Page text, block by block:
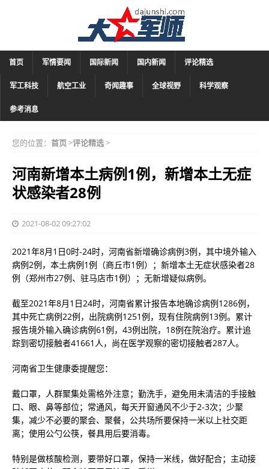
首页 军情要闻 国际新闻 国内新闻 评论精选
军工科技 航空工业 奇闻趣事 全球视野 科学观察
参考消息
您的位置： 首页>评论精选>
河南新增本土病例1例，新增本土无症
状感染者28例
2021-08-02 09:27:02
2021年8月1日0时-24时，河南省新增确诊病例3例，其中境外输入
病例2例，本土病例1例（商丘市1例）；新增本土无症状感染者28
例（郑州市27例、驻马店市1例）；无新增疑似病例。
截至2021年8月1日24时，河南省累计报告本地确诊病例1286例，
其中死亡病例22例，出院病例1251例，现有住院病例13例。累计
报告境外输入确诊病例61例，43例出院，18例在院治疗。累计追
踪到密切接触者41661人，尚在医学观察的密切接触者287人。
河南省卫生健康委提醒您：
戴口罩，人群聚集处需格外注意；勤洗手，避免用未清洁的手接触
口、眼、鼻等部位；常通风，每天开窗通风不少于2-3次；少聚
集，减少不必要的聚会、聚餐，公共场所要保持一米以上社交距
离；使用公勺公筷，餐具用后要消毒。
特别是做核酸检测，要带好口罩，保持一米线，做好配合；主动接